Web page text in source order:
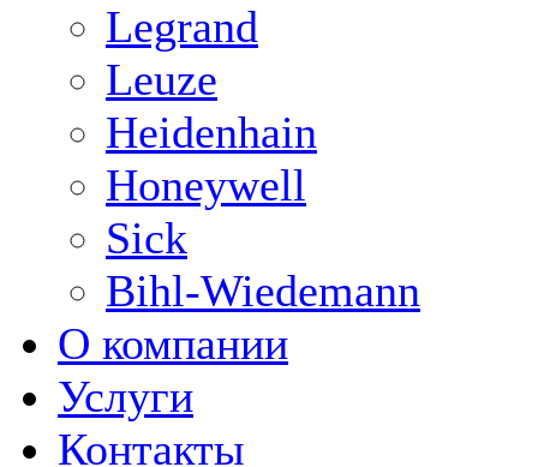
Legrand
Leuze
Heidenhain
Honeywell
Sick
Bihl-Wiedemann
О компании
Услуги
Контакты